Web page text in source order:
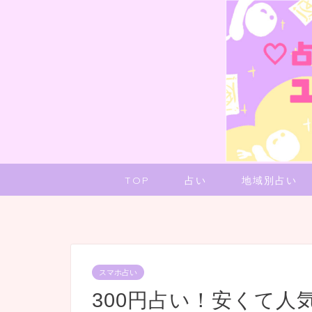
TOP 占い 地域別占い
スマホ占い
300円占い！安くて人